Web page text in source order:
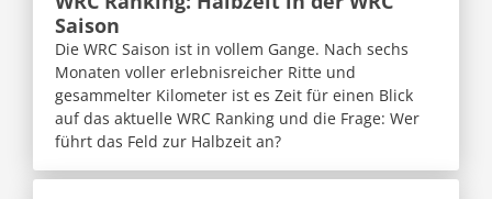
Saison
Die WRC Saison ist in vollem Gange. Nach sechs
Monaten voller erlebnisreicher Ritte und
gesammelter Kilometer ist es Zeit für einen Blick
auf das aktuelle WRC Ranking und die Frage: Wer
führt das Feld zur Halbzeit an?